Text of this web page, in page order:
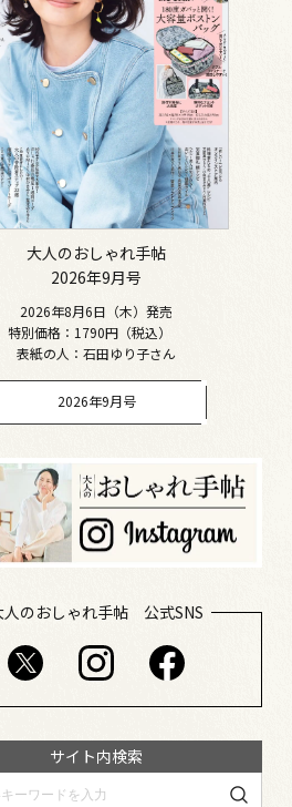
大人のおしゃれ手帖
2026年9月号
2026年8月6日（木）発売
特別価格：1790円（税込）
表紙の人：石田ゆり子さん
2026年9月号
人のおしゃれ手帖 公式SNS
サイト内検索